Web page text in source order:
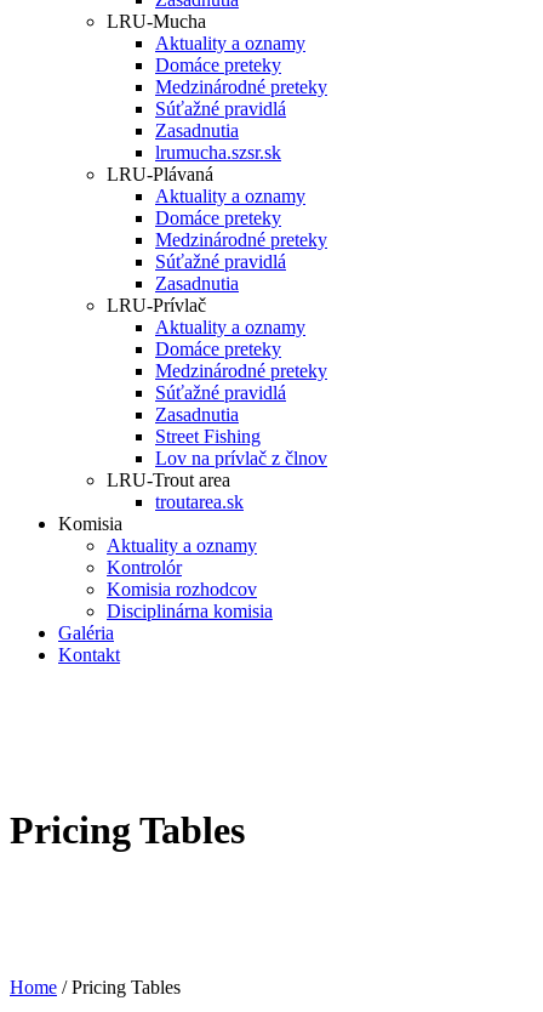
LRU-Mucha
Aktuality a oznamy
Domáce preteky
Medzinárodné preteky
Súťažné pravidlá
Zasadnutia
lrumucha.szsr.sk
LRU-Plávaná
Aktuality a oznamy
Domáce preteky
Medzinárodné preteky
Súťažné pravidlá
Zasadnutia
LRU-Prívlač
Aktuality a oznamy
Domáce preteky
Medzinárodné preteky
Súťažné pravidlá
Zasadnutia
Street Fishing
Lov na prívlač z člnov
LRU-Trout area
troutarea.sk
Komisia
Aktuality a oznamy
Kontrolór
Komisia rozhodcov
Disciplinárna komisia
Galéria
Kontakt
Pricing Tables
Home /Pricing Tables